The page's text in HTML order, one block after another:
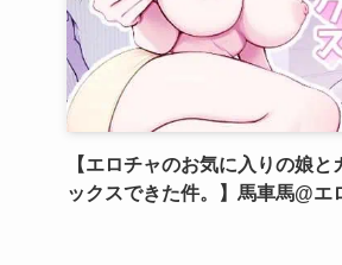
【エロチャのお気に入りの娘と
ックスできた件。】馬車馬@エ